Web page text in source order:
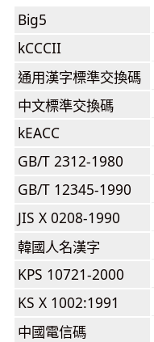
Big5
kCCCII
通用漢字標準交換碼
中文標準交換碼
kEACC
GB/T 2312-1980
GB/T 12345-1990
JIS X 0208-1990
韓國人名漢字
KPS 10721-2000
KS X 1002:1991
中國電信碼